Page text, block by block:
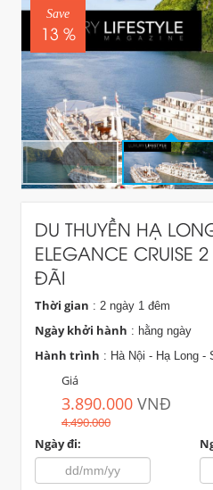
Save
13 %
DU THUYỀN HẠ
ELEGANCE CRUISE
ĐÃI
Thời gian : 2 ngày 1 đêm
Ngày khởi hành : hằng ngày
Hành trình : Hà Nội - Hạ Long -
Giá
3.890.000 VNĐ
4.490.000
Ngày đi: